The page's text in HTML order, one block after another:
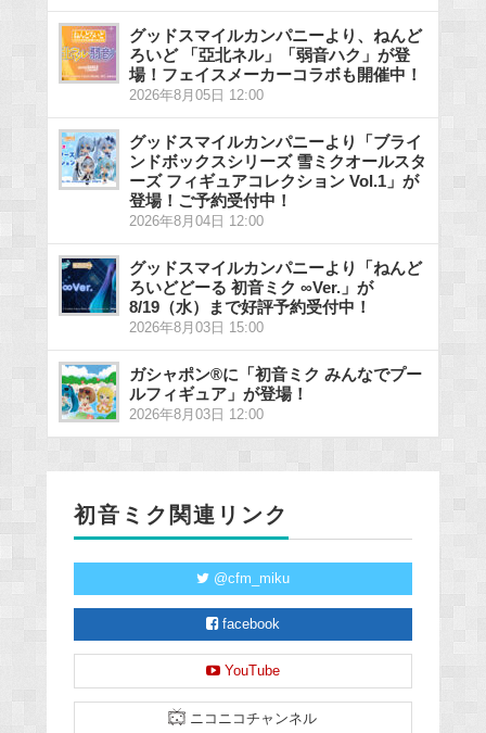
グッドスマイルカンパニーより、ねんど
ろいど 「亞北ネル」「弱音ハク」が登
場！フェイスメーカーコラボも開催中！
2026年8月05日 12:00
グッドスマイルカンパニーより「ブライ
ンドボックスシリーズ 雪ミクオールスタ
ーズ フィギュアコレクション Vol.1」が
登場！ご予約受付中！
2026年8月04日 12:00
グッドスマイルカンパニーより「ねんど
ろいどどーる 初音ミク ∞Ver.」が
8/19（水）まで好評予約受付中！
2026年8月03日 15:00
ガシャポン®に「初音ミク みんなでプー
ルフィギュア」が登場！
2026年8月03日 12:00
初音ミク関連リンク
@cfm_miku
facebook
YouTube
ニコニコチャンネル